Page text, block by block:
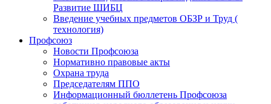
Развитие ШИБЦ
Введение учебных предметов ОБЗР и Труд (
технология)
Профсоюз
Новости Профсоюза
Нормативно правовые акты
Охрана труда
Председателям ППО
Информационный бюллетень Профсоюза